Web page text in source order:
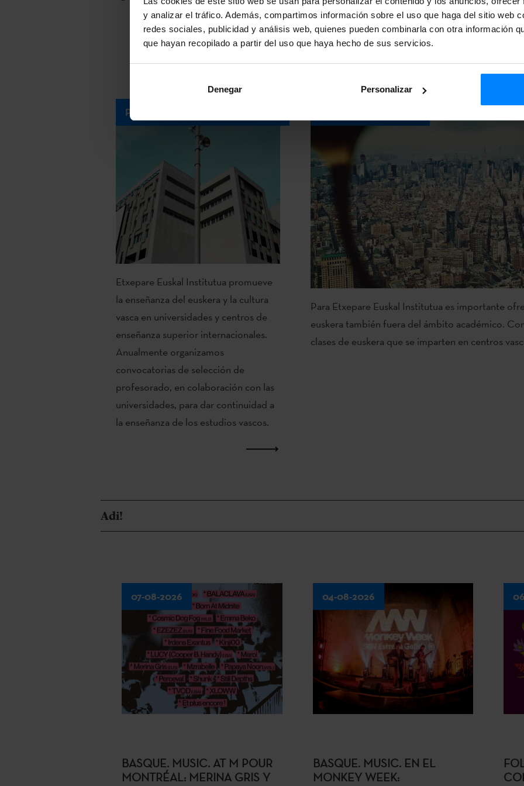
y analizar el tráfico. Además, compartimos información sobre el uso que haga del sitio web
redes sociales, publicidad y análisis web, quienes pueden combinarla con otra información
que hayan recopilado a partir del uso que haya hecho de sus servicios.
Denegar Personalizar
el
PROGRAMA DE UNIVERSIDADES
Etxepare Euskal Institutua promueve
la enseñanza del euskera y la cultura
vasca en universidades y centros de
enseñanza superior internacionales.
Anualmente organizamos
convocatorias de selección de
profesorado, en colaboración con las
universidades, para dar continuidad a
la enseñanza de los estudios vascos.
Para Etxepare Euskal Institutua es importante
euskera también fuera del ámbito académico.
clases de euskera que se imparten en centros
Adi!
07-08-2026
BASQUE. MUSIC. AT M POUR
MONTRÉAL: MERINA GRIS Y
04-08-2026
BASQUE. MUSIC. EN EL
MONKEY WEEK: